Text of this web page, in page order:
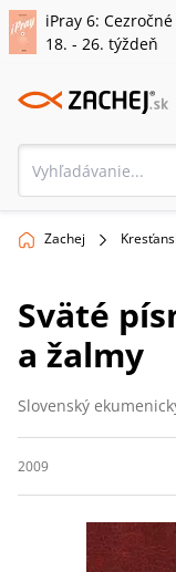
iPray 6:
18. - 26. týždeň
Zachej
Sväté
a žalmy
Slovenský
2009